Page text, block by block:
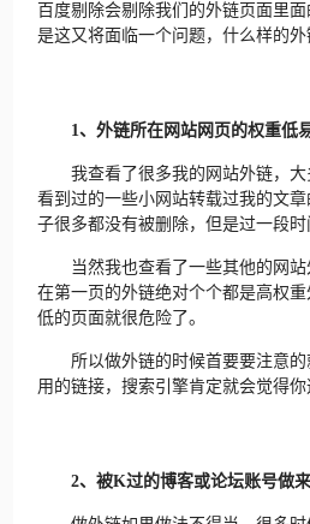
百度剔除会剔除我们的外链页面里
是这又将面临一个问题，什么样的
1、外链所在网站网页的权重低
我查看了很多我的网站外链，
看到过的一些小网站转载过我的文
子很多都没有被删除，但是过一段
当然我也查看了一些其他的网
在第一页的外链绝对个个都是高权
低的页面就很危险了。
所以做外链的时候首要要注意
用的链接，搜索引擎肯定就会觉得
2、被K过的博客或论坛账号做